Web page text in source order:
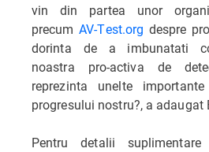
vin din partea unor
precumAV-Test.org despre
dorinta de a imbunatati
noastra pro-activa de
reprezinta unelte
progresului nostru?, a adaugat
Pentru detalii suplimentare